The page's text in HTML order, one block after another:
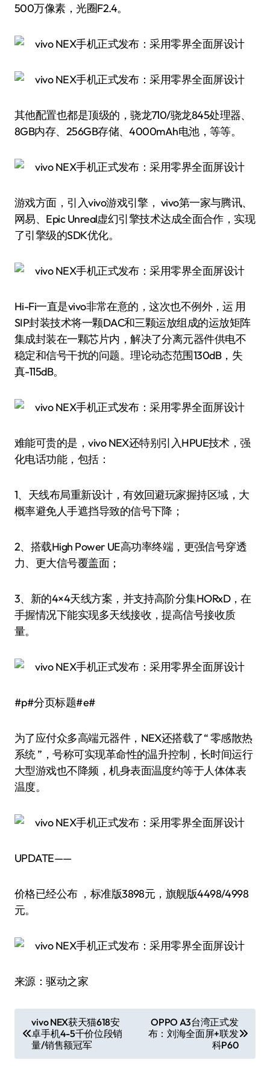
500万像素，光圈F2.4。
其他配置也都是顶级的，骁龙710/骁龙845处理器、
8GB内存、256GB存储、4000mAh电池，等等。
游戏方面，引入vivo游戏引擎， vivo第一家与腾讯、
网易、Epic Unreal虚幻引擎技术达成全面合作，实现
了引擎级的SDK优化。
Hi-Fi一直是vivo非常在意的，这次也不例外，运 用
SIP封装技术将一颗DAC和三颗运放组成的运放矩阵
集成封装在一颗芯片内，解决了分离元器件供电不
稳定和信号干扰的问题。理论动态范围130dB，失
真-115dB。
难能可贵的是，vivo NEX还特别引入HPUE技术，强
化电话功能，包括：
1、天线布局重新设计，有效回避玩家握持区域，大
概率避免人手遮挡导致的信号下降；
2、搭载High Power UE高功率终端，更强信号穿透
力、更大信号覆盖面；
3、新的4×4天线方案，并支持高阶分集HORxD，在
手握情况下能实现多天线接收，提高信号接收质
量。
#p#分页标题#e#
为了应付众多高端元器件，NEX还搭载了“ 零感散热
系统 ”，号称可实现革命性的温升控制，长时间运行
大型游戏也不降频，机身表面温度约等于人体体表
温度。
UPDATE——
价格已经公布 ，标准版3898元，旗舰版4498/4998
元。
来源：驱动之家
章
导
vivo NEX获天猫618安
卓手机4-5千价位段销
量/销售额冠军
OPPO A3台湾正式发
布：刘海全面屏+联发
科P60